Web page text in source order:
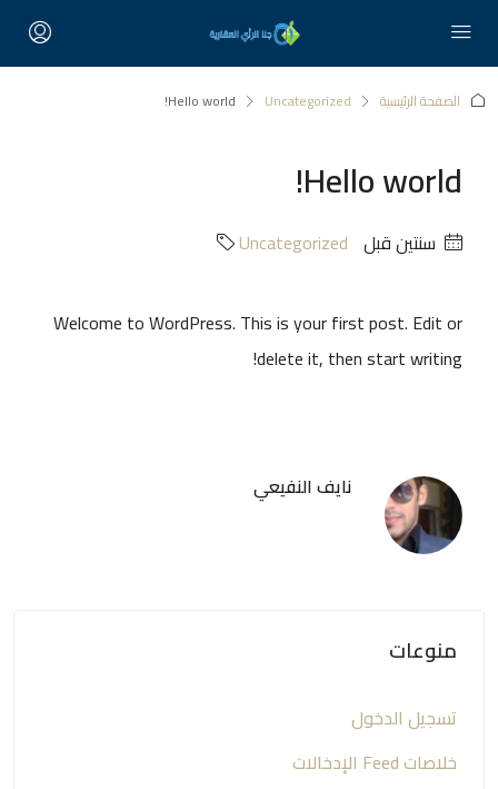
الصفحة الرئيسية Uncategorized
Hello world!
Hello world!
‏سنتين قبل Uncategorized
Welcome to WordPress. This is your first post. Edit or
delete it, then start writing!
نايف النفيعي
منوعات
تسجيل الدخول
خلاصات Feed الإدخالات